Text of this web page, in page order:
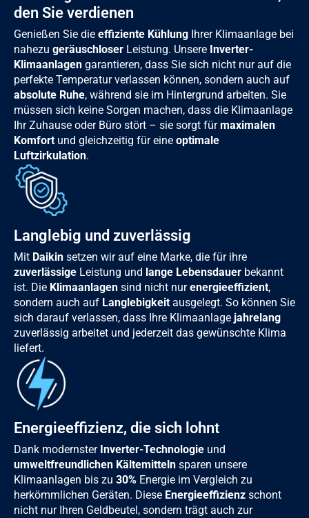
den Sie verdienen
Genießen Sie die effiziente Kühlung Ihrer Klimaanlage bei
nahezu geräuschloser Leistung. Unsere Inverter-
Klimaanlagen garantieren, dass Sie sich nicht nur auf die
perfekte Temperatur verlassen können, sondern auch auf
absolute Ruhe, während sie im Hintergrund arbeiten. Sie
müssen sich keine Sorgen machen, dass die Klimaanlage
Ihr Zuhause oder Büro stört – sie sorgt fürmaximalen
Komfort und gleichzeitig für eine optimale
Luftzirkulation.
Langlebig und zuverlässig
Mit Daikin setzen wir auf eine Marke, die für ihre
zuverlässige Leistung und lange Lebensdauer bekannt
ist. Die Klimaanlagen sind nicht nurenergieeffizient,
sondern auch auf Langlebigkeit ausgelegt. So können Sie
sich darauf verlassen, dass Ihre Klimaanlage jahrelang
zuverlässig arbeitet und jederzeit das gewünschte Klima
liefert.
Energieeffizienz, die sich lohnt
Dank modernster Inverter-Technologie und
umweltfreundlichen Kältemitteln sparen unsere
Klimaanlagen bis zu 30% Energie im Vergleich zu
herkömmlichen Geräten. Diese Energieeffizienz schont
nicht nur Ihren Geldbeutel, sondern trägt auch zur